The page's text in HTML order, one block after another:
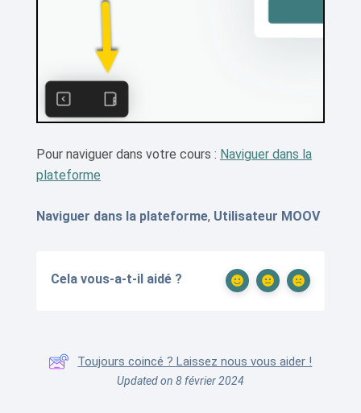
Pour naviguer dans votre cours : Naviguer dans la
plateforme
Naviguer dans la plateforme, Utilisateur MOOV
Cela vous-a-t-il aidé ?
Toujours coincé ? Laissez nous vous aider !
Updated on 8 février 2024